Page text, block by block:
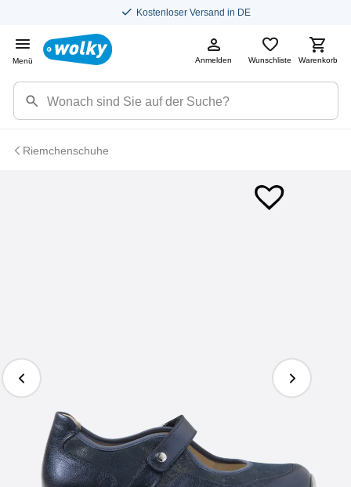
Kostenloser Versand in DE
Menü Anmelden Wunschliste Warenkorb
Riemchenschuhe